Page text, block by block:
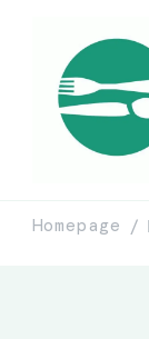
Homepage /